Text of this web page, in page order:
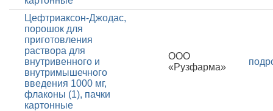
Цефтриаксон-Джодас,
порошок для
приготовления
раствора для
внутривенного и
внутримышечного
введения 1000 мг,
флаконы (1), пачки
картонные
ООО
«Рузфарма»